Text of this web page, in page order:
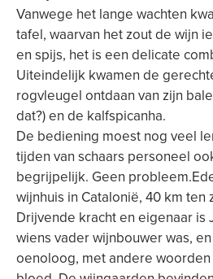
Vanwege het lange wachten
tafel, waarvan het zout de wijn
en spijs, het is een delicate
Uiteindelijk kwamen de
rogvleugel ontdaan van zijn
dat?) en de kalfspicanha.
De bediening moest nog veel
tijden van schaars personeel
begrijpelijk. Geen
wijnhuis in Catalonië, 40 km ten
Drijvende kracht en eigenaar is
wiens vader wijnbouwer was,
oenoloog, met andere